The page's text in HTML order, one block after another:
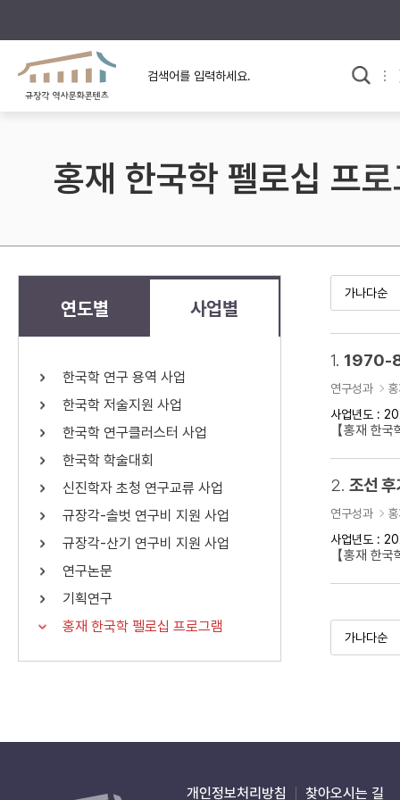
규장각의 어제와 오늘
규장각 소개영상
사료와 문학으로 본
고대
고려
조선 후기
근대
검색 연산자 사용안내
연산자
AND
OR 정조 OR 정약용 “정조” 또는 “
료를 검색
홍재 한국학 펠로십 프
연도별 사업별
한국학 연구 용역 사업
한국학 저술지원 사업
한국학 연구클러스터 사업
한국학 학술대회
신진학자 초청 연구교류 사업
규장각-솔벗 연구비 지원 사업
규장각-산기 연구비 지원 사업
연구논문
기획연구
홍재 한국학 펠로십 프로그램
1. 1970-
연구성과
사업년도 :
【홍재 한
2. 조선 후
연구성과
사업년도 :
【홍재
개인정보처리방침 찾아오시는 길